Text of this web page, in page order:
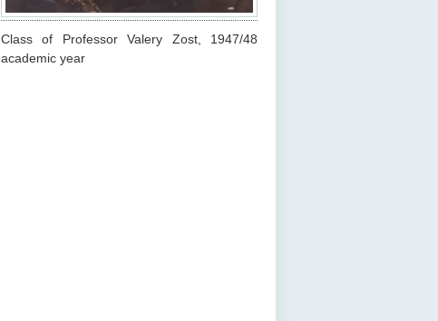
Class of Professor Valery Zost, 1947/48
academic year